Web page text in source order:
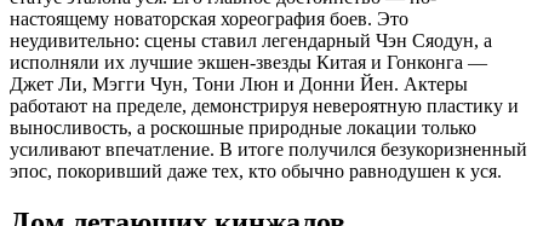
настоящему новаторская хореография боев. Это
неудивительно: сцены ставил легендарный Чэн Сяодун, а
исполняли их лучшие экшен-звезды Китая и Гонконга —
Джет Ли, Мэгги Чун, Тони Люн и Донни Йен. Актеры
работают на пределе, демонстрируя невероятную пластику и
выносливость, а роскошные природные локации только
усиливают впечатление. В итоге получился безукоризненный
эпос, покоривший даже тех, кто обычно равнодушен к уся.